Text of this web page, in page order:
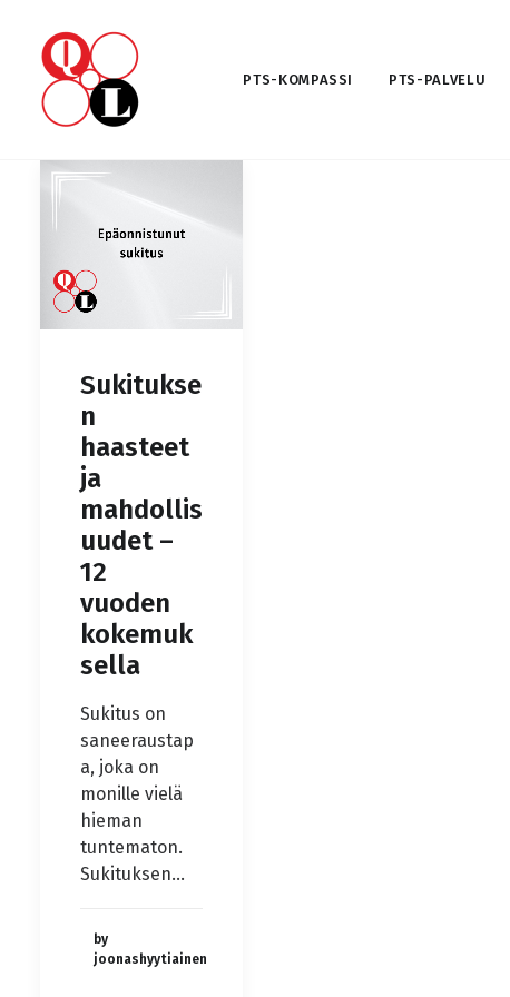
PTS-KOMPASSI PTS-PALVELU
Sukitukse
n
haasteet
ja
mahdollis
uudet –
12
vuoden
kokemuk
sella
Sukitus on
saneeraustap
a, joka on
monille vielä
hieman
tuntematon.
Sukituksen…
by
joonashyytiainen